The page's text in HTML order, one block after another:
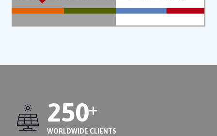
250
+
WORLDWIDE CLIENTS